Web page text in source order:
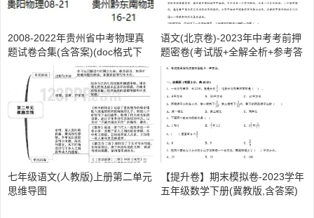
2008-2022年贵州省中考物理真
题试卷合集(含答案)(doc格式下
载)【A01027】
语文(北京卷)-2023年中考考前押
题密卷(考试版+全解全析+参考答
案+答题卡)(doc格式下载)【A016
13】
七年级语文(人教版)上册第二单元
思维导图
【提升卷】期末模拟卷-2023学年
五年级数学下册(冀教版,含答案)